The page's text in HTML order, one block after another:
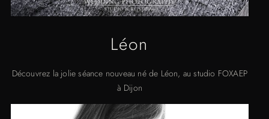
Léon
Découvrez la jolie séance nouveau né de Léon, au studio FOXAEP
à Dijon